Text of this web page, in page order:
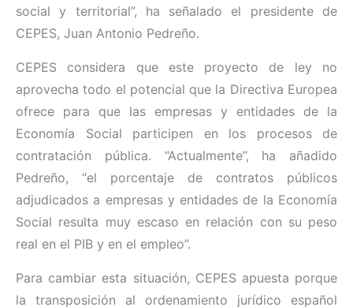
social y territorial”, ha señalado el presidente de
CEPES, Juan Antonio Pedreño.
CEPES considera que este proyecto de ley no
aprovecha todo el potencial que la Directiva Europea
ofrece para que las empresas y entidades de la
Economía Social participen en los procesos de
contratación pública. “Actualmente”, ha añadido
Pedreño, “el porcentaje de contratos públicos
adjudicados a empresas y entidades de la Economía
Social resulta muy escaso en relación con su peso
real en el PIB y en el empleo”.
Para cambiar esta situación, CEPES apuesta porque
la transposición al ordenamiento jurídico español